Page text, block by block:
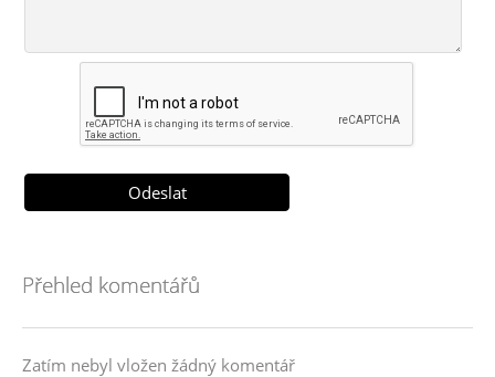
Přehled komentářů
Zatím nebyl vložen žádný komentář